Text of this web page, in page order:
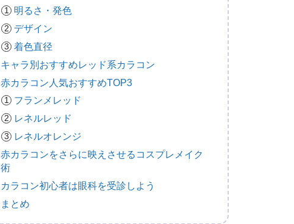
明るさ・発色
デザイン
着色直径
キャラ別おすすめレッド系カラコン
赤カラコン人気おすすめTOP3
フランメレッド
レネルレッド
レネルオレンジ
赤カラコンをさらに映えさせるコスプレメイク
術
カラコン初心者は眼科を受診しよう
まとめ